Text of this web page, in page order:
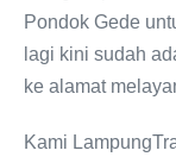
Pondok Gede
lagi kini sudah
ke alamat
Kami